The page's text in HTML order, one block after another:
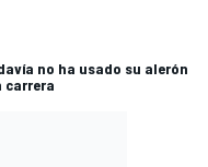
no ha usado su alerón
carrera